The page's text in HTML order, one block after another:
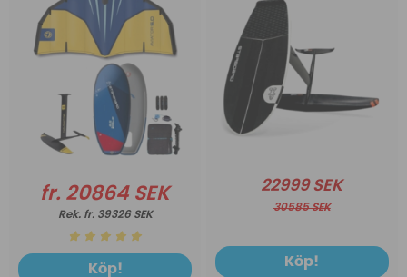
fr. 20864 SEK
fr. 39326 SEK
Köp!
22999 SEK
30585 SEK
Köp!